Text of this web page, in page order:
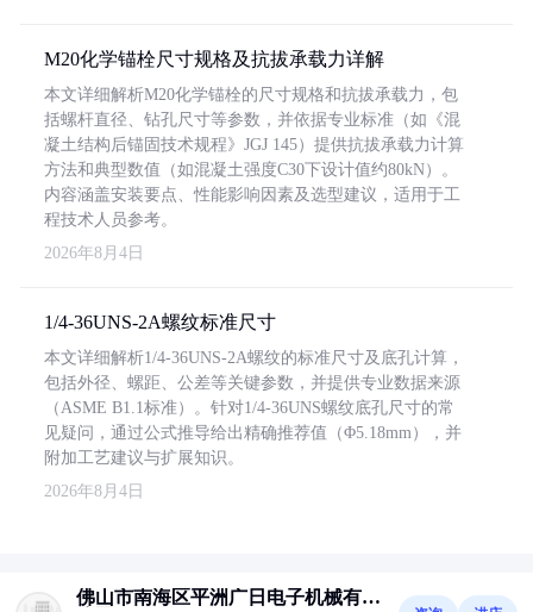
M20化学锚栓尺寸规格及抗拔承载力详解
本文详细解析M20化学锚栓的尺寸规格和抗拔承载力，包
括螺杆直径、钻孔尺寸等参数，并依据专业标准（如《混
凝土结构后锚固技术规程》JGJ 145）提供抗拔承载力计算
方法和典型数值（如混凝土强度C30下设计值约80kN）。
内容涵盖安装要点、性能影响因素及选型建议，适用于工
程技术人员参考。
2026年8月4日
1/4-36UNS-2A螺纹标准尺寸
本文详细解析1/4-36UNS-2A螺纹的标准尺寸及底孔计算，
包括外径、螺距、公差等关键参数，并提供专业数据来源
（ASME B1.1标准）。针对1/4-36UNS螺纹底孔尺寸的常
见疑问，通过公式推导给出精确推荐值（Φ5.18mm），并
附加工艺建议与扩展知识。
2026年8月4日
佛山市南海区平洲广日电子机械有限